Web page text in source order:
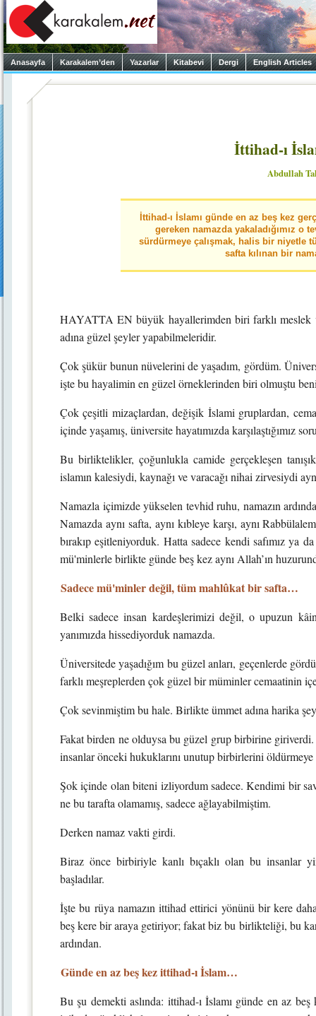
Anasayfa Karakalem’den Yazarlar Kitabevi Dergi English Articles
İttihad-ı
Abdullah
İttihad-ı İslamı günde en az beş kez
gereken namazda yakaladığımız o
sürdürmeye çalışmak, halis bir niyetle
safta kılınan bir
HAYATTA EN büyük hayallerimden biri farklı meslek
adına güzel şeyler yapabilmeleridir.
Çok şükür bunun nüvelerini de yaşadım, gördüm.
işte bu hayalimin en güzel örneklerinden biri olmuştu
Çok çeşitli mizaçlardan, değişik İslami gruplardan,
içinde yaşamış, üniversite hayatımızda karşılaştığımız
Bu birliktelikler, çoğunlukla camide gerçekleşen
islamın kalesiydi, kaynağı ve varacağı nihai zirvesiydi
Namazla içimizde yükselen tevhid ruhu, namazın
Namazda aynı safta, aynı kıbleye karşı, aynı
bırakıp eşitleniyorduk. Hatta sadece kendi safımız
mü'minlerle birlikte günde beş kez aynı Allah’ın
Sadece mü'minler değil, tüm mahlûkat bir safta…
Belki sadece insan kardeşlerimizi değil, o upuzun
yanımızda hissediyorduk namazda.
Üniversitede yaşadığım bu güzel anları, geçenlerde
farklı meşreplerden çok güzel bir müminler cemaatinin
Çok sevinmiştim bu hale. Birlikte ümmet adına harika
Fakat birden ne olduysa bu güzel grup birbirine
insanlar önceki hukuklarını unutup birbirlerini öldürmeye
Şok içinde olan biteni izliyordum sadece. Kendimi bir
ne bu tarafta olamamış, sadece ağlayabilmiştim.
Derken namaz vakti girdi.
Biraz önce birbiriyle kanlı bıçaklı olan bu insanlar
başladılar.
İşte bu rüya namazın ittihad ettirici yönünü bir kere
beş kere bir araya getiriyor; fakat biz bu birlikteliği, bu
ardından.
Günde en az beş kez ittihad-ı İslam…
Bu şu demekti aslında: ittihad-ı İslamı günde en az